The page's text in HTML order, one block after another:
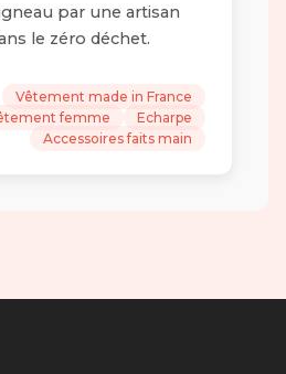
par une artisan
le zéro déchet.
Vêtement made in France
femme
Echarpe
Accessoires faits main